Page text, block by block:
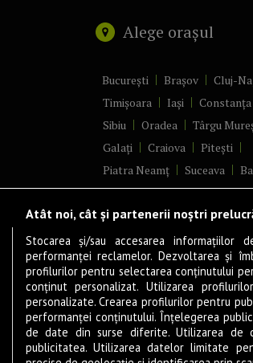
Alege orașul
București Brașov
Cluj-
Timișoara
Iași
Constanța
Sibiu
Oradea
Târgu
Galați
Craiova
Pitești
Piatra Neamț
Suceava
Brăila
Ploiești
Râmnicu
Alba Iulia
Arad
Bistrița
Baia Mare
Satu Mare
Sfântu Gheorghe
Deva
Tulcea
Târgu Jiu
Botoșani
Buzău Vaslui
Târgoviște
Drobeta-Turnu Severin
Atât noi, cât și partenerii noștri
Stocarea și/sau accesarea informațiilor
performanței reclamelor. Dezvoltarea și
profilurilor pentru selectarea conținutului
conținut personalizat. Utilizarea
personalizate. Crearea profilurilor pentru
performanței conținutului. Înțelegerea
de date din surse diferite. Utilizarea de
publicitatea. Utilizarea datelor limitate